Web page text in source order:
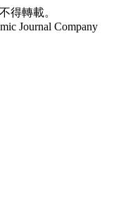
得轉載。
Journal Company